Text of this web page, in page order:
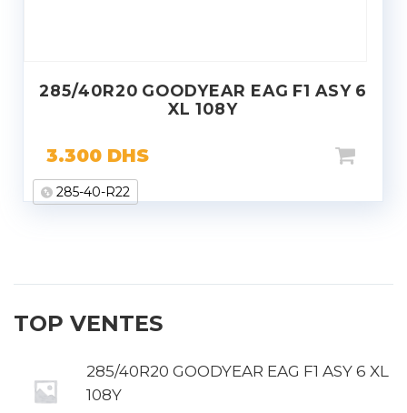
285/40R20 GOODYEAR EAG F1 ASY 6
XL 108Y
3.300 DHS
285-40-R22
TOP VENTES
285/40R20 GOODYEAR EAG F1 ASY 6 XL
108Y